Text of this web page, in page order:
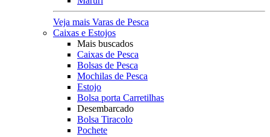
Veja mais Varas de Pesca
Caixas e Estojos
Mais buscados
Caixas de Pesca
Bolsas de Pesca
Mochilas de Pesca
Estojo
Bolsa porta Carretilhas
Desembarcado
Bolsa Tiracolo
Pochete